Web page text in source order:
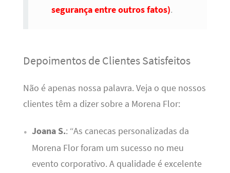
segurança entre outros fatos).
Depoimentos de Clientes Satisfeitos
Não é apenas nossa palavra. Veja o que nossos
clientes têm a dizer sobre a Morena Flor:
Joana S.: “As canecas personalizadas da
Morena Flor foram um sucesso no meu
evento corporativo. A qualidade é excelente